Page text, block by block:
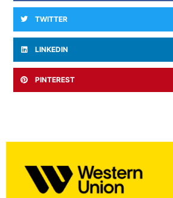
TWITTER
LINKEDIN
PINTEREST